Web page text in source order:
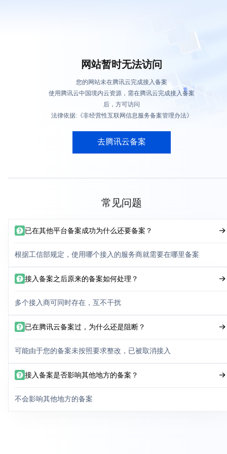
网站暂时无法访问
您的网站未在腾讯云完成接入备案
使用腾讯云中国境内云资源，需在腾讯云完成接入备案
后，方可访问
法律依据:《非经营性互联网信息服务备案管理办法》
去腾讯云备案
常见问题
已在其他平台备案成功为什么还要备案？
根据工信部规定，使用哪个接入的服务商就需要在哪里备案
接入备案之后原来的备案如何处理？
多个接入商可同时存在，互不干扰
已在腾讯云备案过，为什么还是阻断？
可能由于您的备案未按照要求整改，已被取消接入
接入备案是否影响其他地方的备案？
不会影响其他地方的备案